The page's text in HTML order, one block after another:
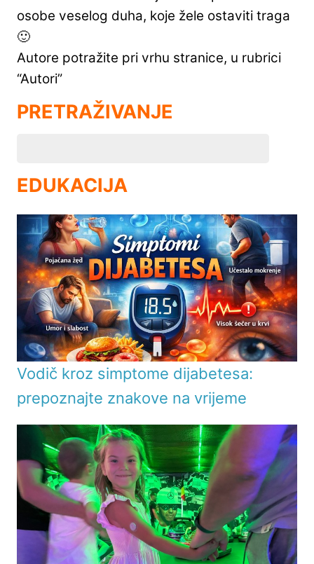
osobe veselog duha, koje žele ostaviti traga
🙂
Autore potražite pri vrhu stranice, u rubrici
“Autori”
PRETRAŽIVANJE
EDUKACIJA
Vodič kroz simptome dijabetesa:
prepoznajte znakove na vrijeme